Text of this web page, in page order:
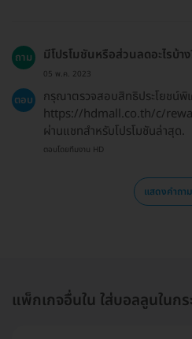
ถาม มีโปรโมชันหรือส่วนลดอะไรบ้าง
05 พ.ค. 2023
ตอบ
กรุณาตรวจสอบสิทธิประโยชน์พิ
https://hdmall.co.th/c/
ผ่านแชทสำหรับโปรโมชันล่าสุด.
ตอบโดยทีมงาน HD
แสดงคำถา
แพ็กเกจอื่นใน ใส่บอลลูนในกร